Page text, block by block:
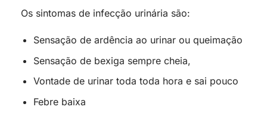
Os sintomas de infecção urinária são:
Sensação de ardência ao urinar ou queimação
Sensação de bexiga sempre cheia,
Vontade de urinar toda toda hora e sai pouco
Febre baixa